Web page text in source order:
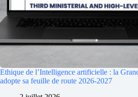
Ethique de l’Intelligence artificielle : la
adopte sa feuille de route 2026-2027